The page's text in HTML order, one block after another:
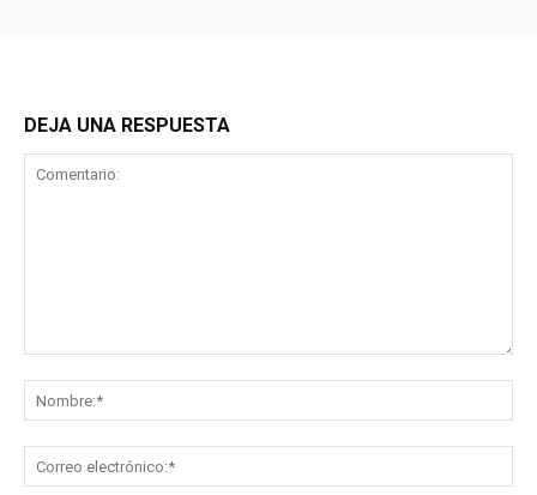
DEJA UNA RESPUESTA